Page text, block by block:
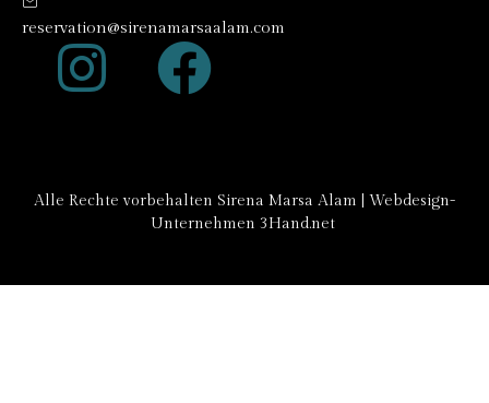
reservation@sirenamarsaalam.com
Alle Rechte vorbehalten Sirena Marsa Alam | Webdesign-
Unternehmen 3Hand.net